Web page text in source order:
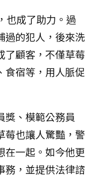
也成了助力。過
過的犯人，後來洗
了顧客，不僅草莓
食宿等，用人脈促
獎、模範公務員
莓也讓人驚豔，警
在一起。如今他更
務，並提供法律諮